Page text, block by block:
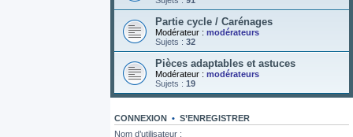
Partie cycle / Carénages
Modérateur : modérateurs
Sujets : 32
Pièces adaptables et astuces
Modérateur : modérateurs
Sujets : 19
CONNEXION • S’ENREGISTRER
Nom d’utilisateur :